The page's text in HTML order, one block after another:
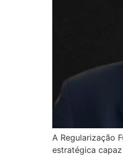
A Regularização
estratégica